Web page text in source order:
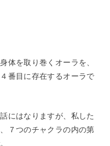
体を取り巻くオーラを、
番目に存在するオーラで
にはなりますが、私した
７つのチャクラの内の第